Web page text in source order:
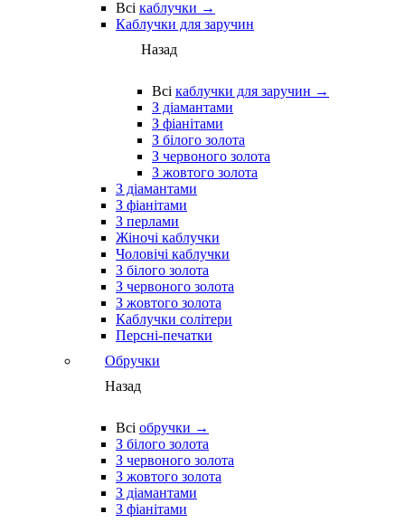
Всі каблучки →
Каблучки для заручин
Назад
Всі каблучки для заручин →
З діамантами
З фіанітами
З білого золота
З червоного золота
З жовтого золота
З діамантами
З фіанітами
З перлами
Жіночі каблучки
Чоловічі каблучки
З білого золота
З червоного золота
З жовтого золота
Каблучки солітери
Персні-печатки
Обручки
Назад
Всі обручки →
З білого золота
З червоного золота
З жовтого золота
З діамантами
З фіанітами